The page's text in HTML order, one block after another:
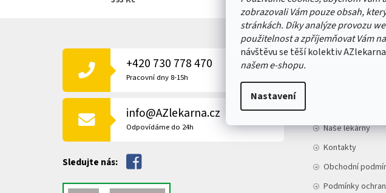
zobrazovali Vám pouze obsah,
stránkách. Díky analýze provozu
použitelnost a zpříjemňovat Vám
návštěvu se těší kolektiv
našem e-shopu.
Nastavení
+420 730 778 470
Pracovní dny 8-15h
info@AZlekarna.cz
Odpovídáme do 24h
Sledujte nás:
Naše lékárny
Kontakty
Obchodní
Podmínky